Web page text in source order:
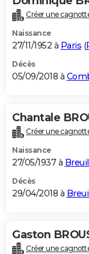
Créer une
Naissance
27/11/1952 à Paris (
Décès
05/09/2018 à
Chantale
Créer une
Naissance
27/05/1937 à
Décès
29/04/2018 à
Gaston
Créer une